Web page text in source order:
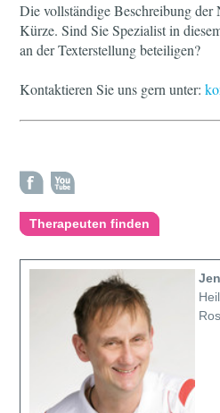
Die vollständige Beschreibung
Kürze. Sind Sie Spezialist in
an der Texterstellung beteiligen?
Kontaktieren Sie uns gern unter:
Therapeuten finden